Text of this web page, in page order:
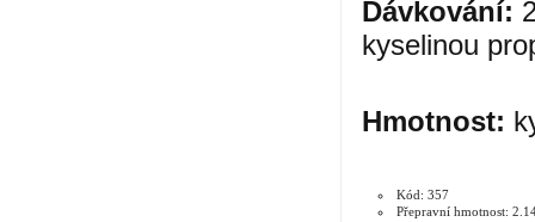
Dávkování:
kyselinou
Hmotnost:
Kód: 357
Přepravní hmotnost: